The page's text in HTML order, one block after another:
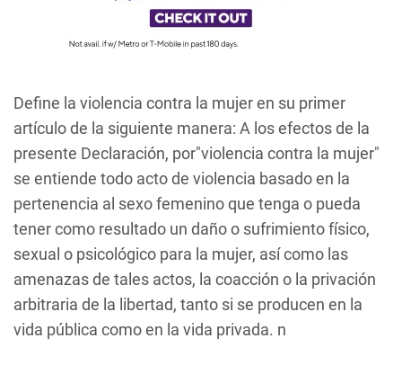
Define la violencia contra la mujer en su primer
artículo de la siguiente manera: A los efectos de la
presente Declaración, por"violencia contra la mujer"
se entiende todo acto de violencia basado en la
pertenencia al sexo femenino que tenga o pueda
tener como resultado un daño o sufrimiento físico,
sexual o psicológico para la mujer, así como las
amenazas de tales actos, la coacción o la privación
arbitraria de la libertad, tanto si se producen en la
vida pública como en la vida privada. n